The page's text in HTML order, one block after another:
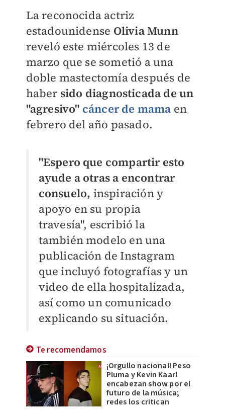
La reconocida actriz
estadounidense Olivia Munn
reveló este miércoles 13 de
marzo que se sometió a una
doble mastectomía después de
haber sido diagnosticada de un
"agresivo" cáncer de mama en
febrero del año pasado.
"Espero que compartir esto
ayude a otras a encontrar
consuelo, inspiración y
apoyo en su propia
travesía", escribió la
también modelo en una
publicación de Instagram
que incluyó fotografías y un
video de ella hospitalizada,
así como un comunicado
explicando su situación.
Te recomendamos
¡Orgullo nacional! Peso
Pluma y Kevin Kaarl
encabezan show por el
futuro de la música;
redes los critican